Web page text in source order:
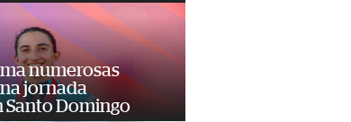
numerosas
jornada
Domingo